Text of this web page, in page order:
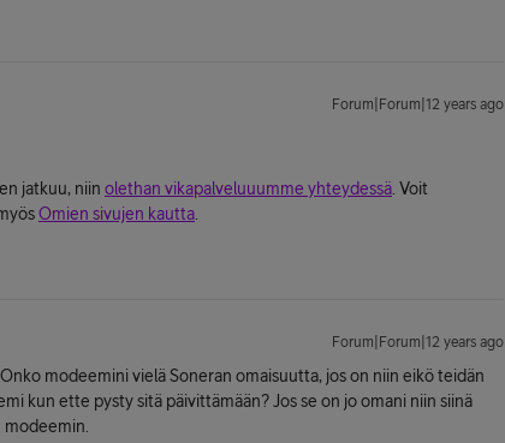
Forum|Forum|12 years ago
jatkuu, niin olethan vikapalveluuumme yhteydessä . Voit
Omien sivujen kautta
Forum|Forum|12 years ago
modeemini vielä Soneran omaisuutta, jos on niin eikö teidän
kun ette pysty sitä päivittämään? Jos se on jo omani niin siinä